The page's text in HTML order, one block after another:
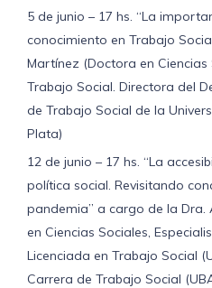
5 de junio – 17 hs. “La
conocimiento en Trabajo
Martínez (Doctora en Ciencias
Trabajo Social. Directora del
de Trabajo Social de la
Plata)
12 de junio – 17 hs. “La
política social. Revisitando
pandemia” a cargo de la Dra.
en Ciencias Sociales,
Licenciada en Trabajo Social
Carrera de Trabajo Social